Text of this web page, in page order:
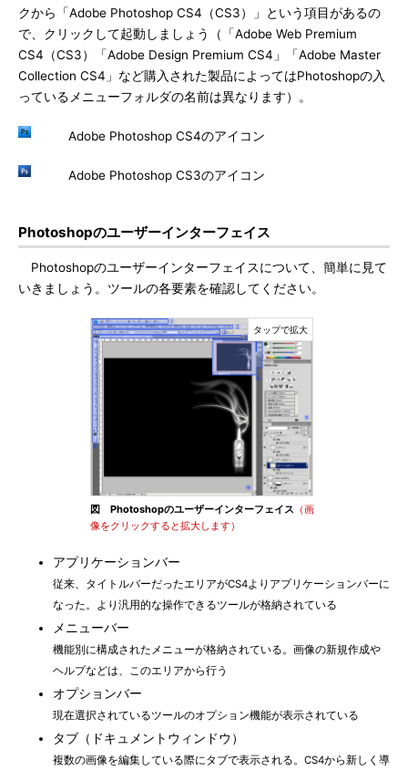
クから「Adobe Photoshop CS4（CS3）」という項目があるの
で、クリックして起動しましょう（「Adobe Web Premium
CS4（CS3）「Adobe Design Premium CS4」「Adobe Master
Collection CS4」など購入された製品によってはPhotoshopの入
っているメニューフォルダの名前は異なります）。
Adobe Photoshop CS4のアイコン
Adobe Photoshop CS3のアイコン
Photoshopのユーザーインターフェイス
Photoshopのユーザーインターフェイスについて、簡単に見て
いきましょう。ツールの各要素を確認してください。
図 Photoshopのユーザーインターフェイス （画
像をクリックすると拡大します）
アプリケーションバー
従来、タイトルバーだったエリアがCS4よりアプリケーションバーに
なった。より汎用的な操作できるツールが格納されている
メニューバー
機能別に構成されたメニューが格納されている。画像の新規作成や
ヘルプなどは、このエリアから行う
オプションバー
現在選択されているツールのオプション機能が表示されている
タブ（ドキュメントウィンドウ）
複数の画像を編集している際にタブで表示される。CS4から新しく導